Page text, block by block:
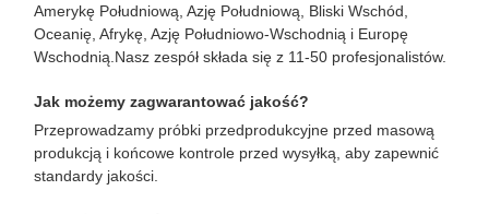
Amerykę Południową, Azję Południową, Bliski Wschód,
Oceanię, Afrykę, Azję Południowo-Wschodnią i Europę
Wschodnią.Nasz zespół składa się z 11-50 profesjonalistów.
Jak możemy zagwarantować jakość?
Przeprowadzamy próbki przedprodukcyjne przed masową
produkcją i końcowe kontrole przed wysyłką, aby zapewnić
standardy jakości.